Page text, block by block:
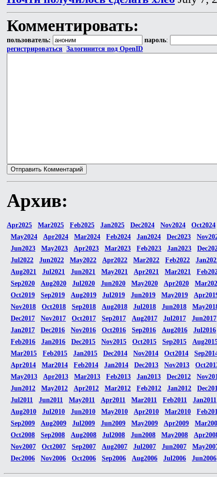
Комментировать:
пользователь: пароль:
регистрироваться Залогинится под OpenID
Архив:
Apr2025 Mar2025 Feb2025 Jan2025 Dec2024 Nov2024
Oct2024
May2024
Apr2024 Mar2024 Feb2024 Jan2024 Dec2023
Jun2023
May2023 Apr2023 Mar2023 Feb2023 Jan2023
Jul2022
Jun2022 May2022 Apr2022 Mar2022 Feb2022
Aug2021
Jul2021 Jun2021 May2021 Apr2021 Mar2021
Sep2020
Aug2020 Jul2020 Jun2020 May2020 Apr2020
Oct2019
Sep2019 Aug2019 Jul2019 Jun2019 May2019
Nov2018
Oct2018 Sep2018 Aug2018 Jul2018 Jun2018
Dec2017
Nov2017 Oct2017 Sep2017 Aug2017 Jul2017
Jun2017
Jan2017
Dec2016 Nov2016 Oct2016 Sep2016 Aug2016
Jul2016
Feb2016
Jan2016 Dec2015 Nov2015 Oct2015 Sep2015
Mar2015
Feb2015 Jan2015 Dec2014 Nov2014 Oct2014
Apr2014
Mar2014 Feb2014 Jan2014 Dec2013 Nov2013
May2013
Apr2013 Mar2013 Feb2013 Jan2013 Dec2012
Jun2012
May2012 Apr2012 Mar2012 Feb2012 Jan2012
Jul2011
Jun2011 May2011 Apr2011 Mar2011 Feb2011
Jan2011
Aug2010
Jul2010 Jun2010 May2010 Apr2010 Mar2010
Sep2009
Aug2009 Jul2009 Jun2009 May2009 Apr2009
Oct2008
Sep2008 Aug2008 Jul2008 Jun2008 May2008
Nov2007
Oct2007 Sep2007 Aug2007 Jul2007 Jun2007
Dec2006
Nov2006 Oct2006 Sep2006 Aug2006 Jul2006 Jun2006